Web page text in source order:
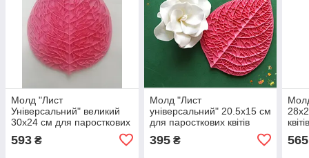
Молд "Лист
Універсальний" великий
30х24 см для паросткових
593 ₴
Молд "Лист
універсальний" 20.5х15 см
для паросткових квітів
395₴ 565